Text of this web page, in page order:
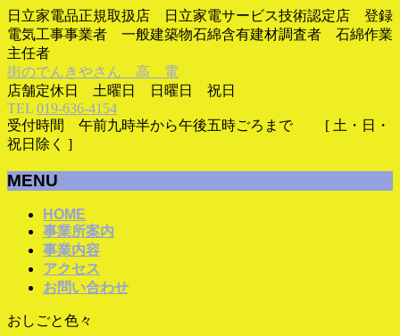
日立家電品正規取扱店 日立家電サービス技術認定店 登録
電気工事事業者 一般建築物石綿含有建材調査者 石綿作業
主任者
街のでんきやさん 高 電
店舗定休日 土曜日 日曜日 祝日
TEL 019-636-4154
受付時間 午前九時半から午後五時ごろまで [ 土・日・
祝日除く ]
MENU
ば
HOME
事業所案内
事業内容
アクセス
お問い合わせ
おしごと色々